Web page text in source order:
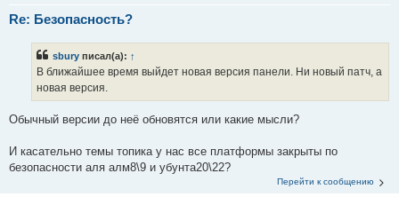
Re: Безопасность?
sbury писал(а): ↑
В ближайшее время выйдет новая версия панели. Ни новый патч, а
новая версия.
Обычный версии до неё обновятся или какие мысли?
И касательно темы топика у нас все платформы закрыты по
безопасности аля алм8\9 и убунта20\22?
Перейти к сообщению